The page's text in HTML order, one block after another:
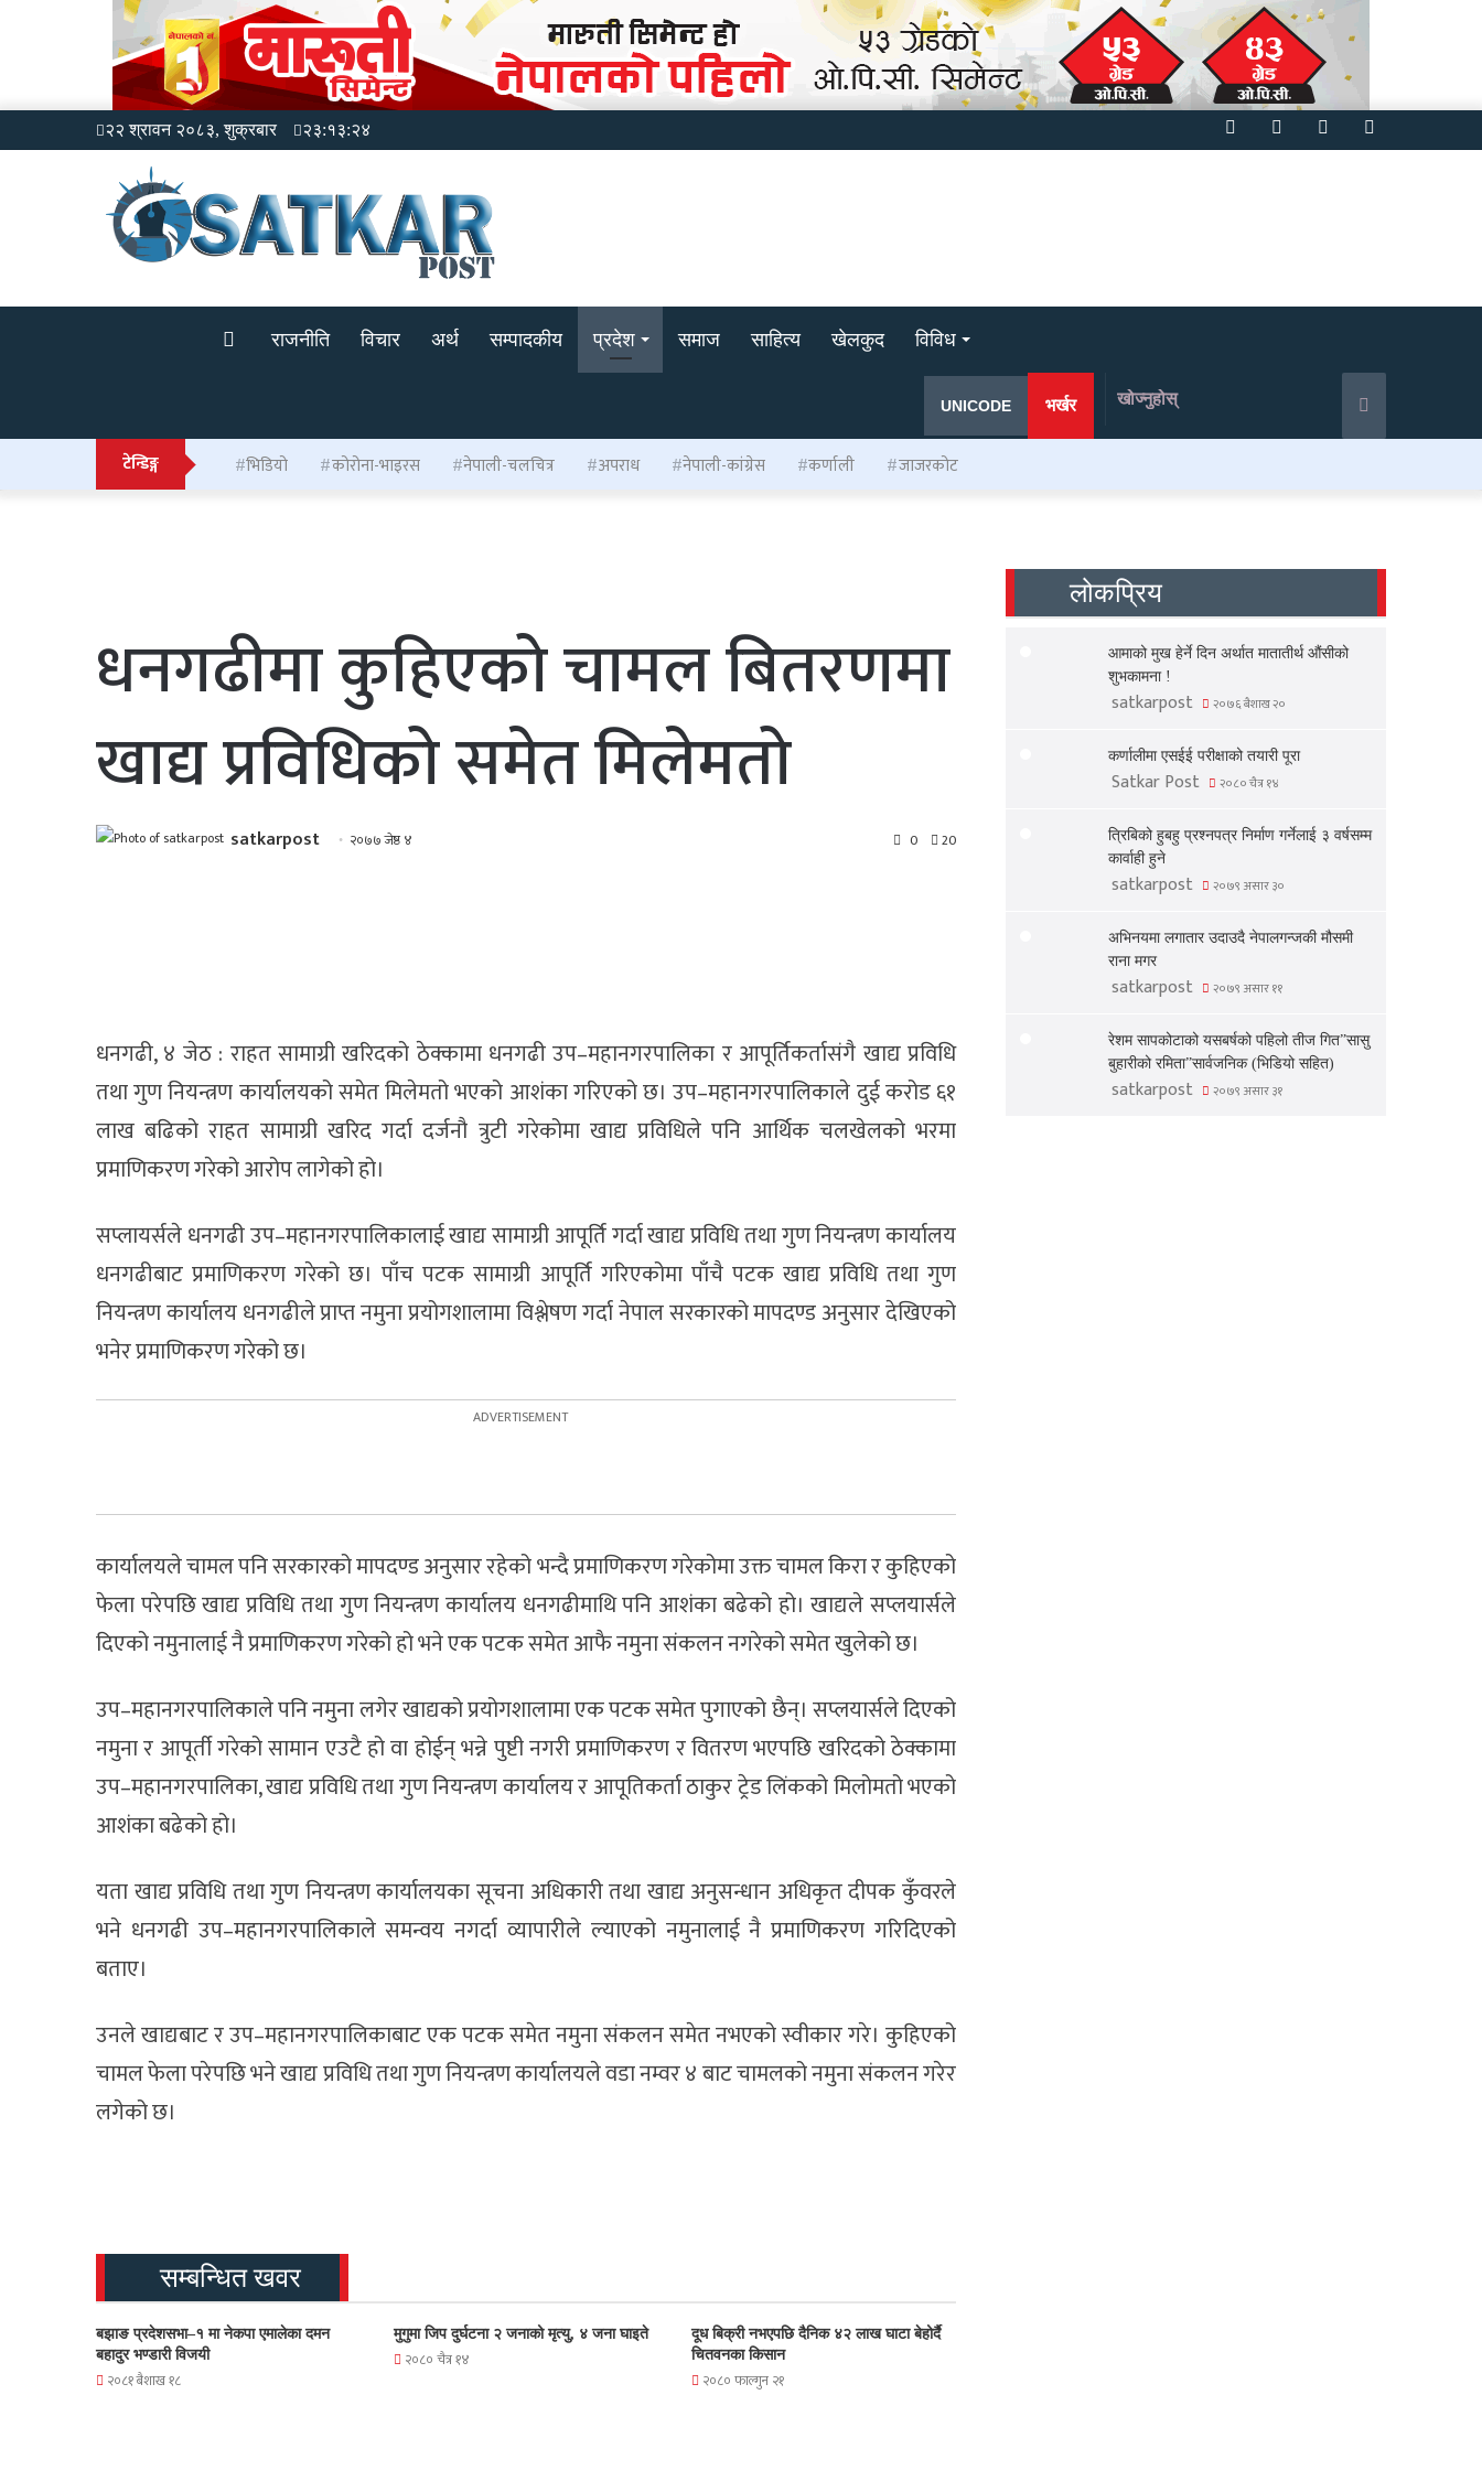
२२ श्रावन २०८३, शुक्रबार २३:१३:२४ YouTube
Twitter
Facebook
राजनीति विचार अर्थ सम्पादकीय प्रदेश समाज साहित्य खेलकुद विविध
भर्खर
UNICODE
टेन्डिङ्ग भिडियो कोरोना-भाइरस नेपाली-चलचित्र अपराध नेपाली-कांग्रेस कर्णाली जाजरकोट
धनगढीमा कुहिएको चामल बितरणमा
खाद्य प्रविधिको समेत मिलेमतो
satkarpost २०७७ जेष्ठ ४ 0 20
धनगढी, ४ जेठ : राहत सामाग्री खरिदको ठेक्कामा धनगढी उप–महानगरपालिका र आपूर्तिकर्तासंगै खाद्य प्रविधि
तथा गुण नियन्त्रण कार्यालयको समेत मिलेमतो भएको आशंका गरिएको छ। उप–महानगरपालिकाले दुई करोड ६१
लाख बढिको राहत सामाग्री खरिद गर्दा दर्जनौ त्रुटी गरेकोमा खाद्य प्रविधिले पनि आर्थिक चलखेलको भरमा
प्रमाणिकरण गरेको आरोप लागेको हो।
सप्लायर्सले धनगढी उप–महानगरपालिकालाई खाद्य सामाग्री आपूर्ति गर्दा खाद्य प्रविधि तथा गुण नियन्त्रण कार्यालय
धनगढीबाट प्रमाणिकरण गरेको छ। पाँच पटक सामाग्री आपूर्ति गरिएकोमा पाँचै पटक खाद्य प्रविधि तथा गुण
नियन्त्रण कार्यालय धनगढीले प्राप्त नमुना प्रयोगशालामा विश्लेषण गर्दा नेपाल सरकारको मापदण्ड अनुसार देखिएको
भनेर प्रमाणिकरण गरेको छ।
कार्यालयले चामल पनि सरकारको मापदण्ड अनुसार रहेको भन्दै प्रमाणिकरण गरेकोमा उक्त चामल किरा र कुहिएको
फेला परेपछि खाद्य प्रविधि तथा गुण नियन्त्रण कार्यालय धनगढीमाथि पनि आशंका बढेको हो। खाद्यले सप्लयार्सले
दिएको नमुनालाई नै प्रमाणिकरण गरेको हो भने एक पटक समेत आफै नमुना संकलन नगरेको समेत खुलेको छ।
उप–महानगरपालिकाले पनि नमुना लगेर खाद्यको प्रयोगशालामा एक पटक समेत पुगाएको छैन्। सप्लयार्सले दिएको
नमुना र आपूर्ती गरेको सामान एउटै हो वा होईन् भन्ने पुष्टी नगरी प्रमाणिकरण र वितरण भएपछि खरिदको ठेक्कामा
उप–महानगरपालिका, खाद्य प्रविधि तथा गुण नियन्त्रण कार्यालय र आपूतिकर्ता ठाकुर ट्रेड लिंकको मिलोमतो भएको
आशंका बढेको हो।
यता खाद्य प्रविधि तथा गुण नियन्त्रण कार्यालयका सूचना अधिकारी तथा खाद्य अनुसन्धान अधिकृत दीपक कुँवरले
भने धनगढी उप–महानगरपालिकाले समन्वय नगर्दा व्यापारीले ल्याएको नमुनालाई नै प्रमाणिकरण गरिदिएको
बताए।
उनले खाद्यबाट र उप–महानगरपालिकाबाट एक पटक समेत नमुना संकलन समेत नभएको स्वीकार गरे। कुहिएको
चामल फेला परेपछि भने खाद्य प्रविधि तथा गुण नियन्त्रण कार्यालयले वडा नम्वर ४ बाट चामलको नमुना संकलन गरेर
लगेको छ।
सम्बन्धित खवर
बझाङ प्रदेशसभा–१ मा नेकपा एमालेका दमन
बहादुर भण्डारी विजयी
२०८१ बैशाख १८
मुगुमा जिप दुर्घटना २ जनाको मृत्यु, ४ जना घाइते
२०८० चैत्र १४
दूध बिक्री नभएपछि दैनिक ४२ लाख घाटा बेहोर्दै
चितवनका किसान
२०८० फाल्गुन २१
लोकप्रिय
आमाको मुख हेर्ने दिन अर्थात मातातीर्थ औंसीको
शुभकामना !
satkarpost २०७६ बैशाख २०
कर्णालीमा एसईई परीक्षाको तयारी पूरा
Satkar Post २०८० चैत्र १४
त्रिबिको हुबहु प्रश्नपत्र निर्माण गर्नेलाई ३ वर्षसम्म
कार्वाही हुने
satkarpost २०७९ असार ३०
अभिनयमा लगातार उदाउदै नेपालगन्जकी मौसमी
राना मगर
satkarpost २०७९ असार ११
रेशम सापकोटाको यसबर्षको पहिलो तीज गित”सासु
बुहारीको रमिता”सार्वजनिक (भिडियो सहित)
satkarpost २०७९ असार ३१